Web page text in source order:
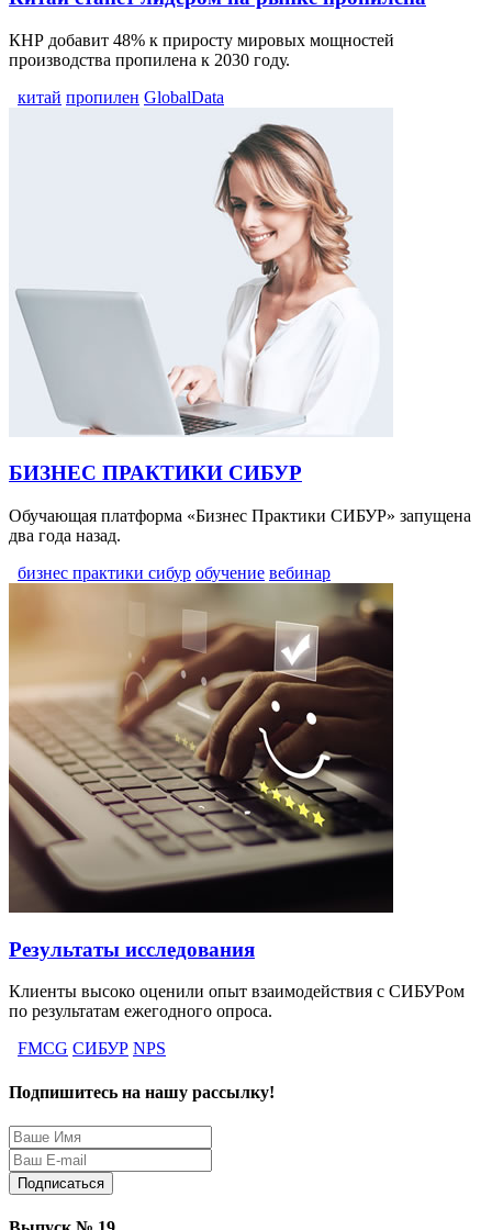
КНР добавит 48% к приросту мировых мощностей
производства пропилена к 2030 году.
китай пропилен GlobalData
БИЗНЕС ПРАКТИКИ СИБУР
Обучающая платформа «Бизнес Практики СИБУР» запущена
два года назад.
бизнес практики сибур обучение вебинар
Результаты исследования
Клиенты высоко оценили опыт взаимодействия с СИБУРом
по результатам ежегодного опроса.
FMCG СИБУР NPS
Подпишитесь на нашу рассылку!